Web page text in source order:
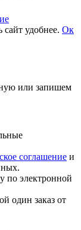
сайт удобнее. Ок
или запишем
соглашение и
по электронной
один заказ от